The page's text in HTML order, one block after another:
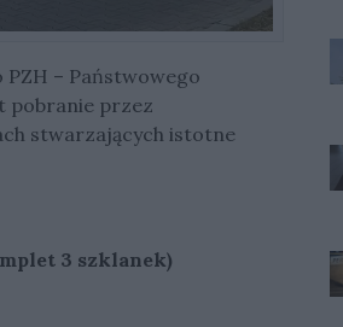
– Państwowego
pobranie przez
stwarzających istotne
3 szklanek)